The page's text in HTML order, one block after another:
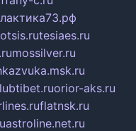
tesiaes.ru
mossilver.ru
orior-aks.ru
flatnsk.ru
astroline.net.ru